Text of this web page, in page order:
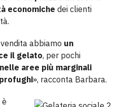
economiche dei clienti
abbiamo un
il gelato, per pochi
nelle aree più marginali
», racconta Barbara.